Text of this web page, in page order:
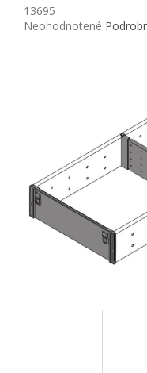
13695
Priemerné hodnotenie
Neohodnotené